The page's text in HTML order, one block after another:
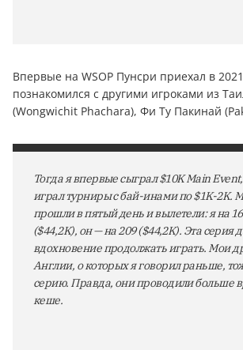
Впервые на WSOP Пунсри приехал в
познакомился с другими игроками из
(Wongwichit Phachara), Фи Ту Пакинай
Тогда я впервые сыграл $10K Main Event,
играл турниры с бай-инами по $1K-2K.
прошли в пятый день и вылетели: я на
($44,2K), он — на 209 ($44,2K). Эта серия
вдохновение продолжать играть. Мои
Англии, о которых я говорил раньше,
серию. Правда, они проводили больше
кеше.